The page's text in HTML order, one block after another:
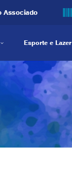
Associado
Esporte e Lazer